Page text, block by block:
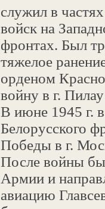
служил в
войск на
фронтах. Был
тяжелое
орденом
войну в г.
В июне 1945 г. в
Белорусского
Победы в г.
После войны
Армии и
авиацию